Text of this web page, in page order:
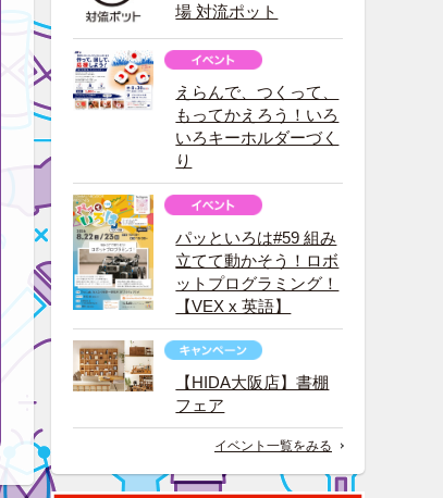
場 対流ポット
えらんで、つくって、
もってかえろう！いろ
いろキーホルダーづく
り
パッといろは#59 組み
立てて動かそう！ロボ
ットプログラミング！
【VEX x 英語】
【HIDA大阪店】書棚
フェア
イベント一覧をみる